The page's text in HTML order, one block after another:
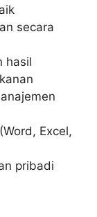
secara
hasil
Excel,
pribadi